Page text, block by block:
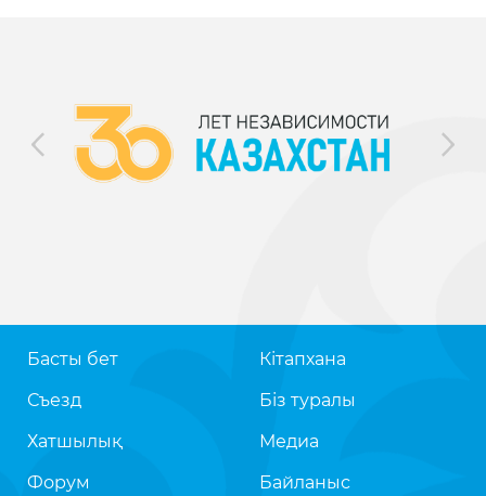
Басты бет
Съезд
Хатшылық
Форум
Кітапхана
Біз туралы
Медиа
Байланыс